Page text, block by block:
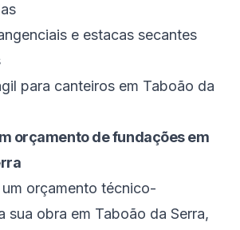
e estacas secantes
para canteiros em Taboão da
orçamento de fundações em
um orçamento técnico-
sua obra em Taboão da Serra,